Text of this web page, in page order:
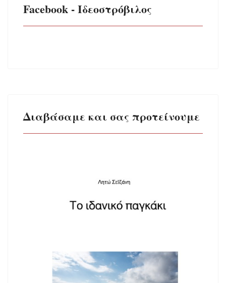
Facebook - Ιδεοστρόβιλος
Διαβάσαμε και σας προτείνουμε